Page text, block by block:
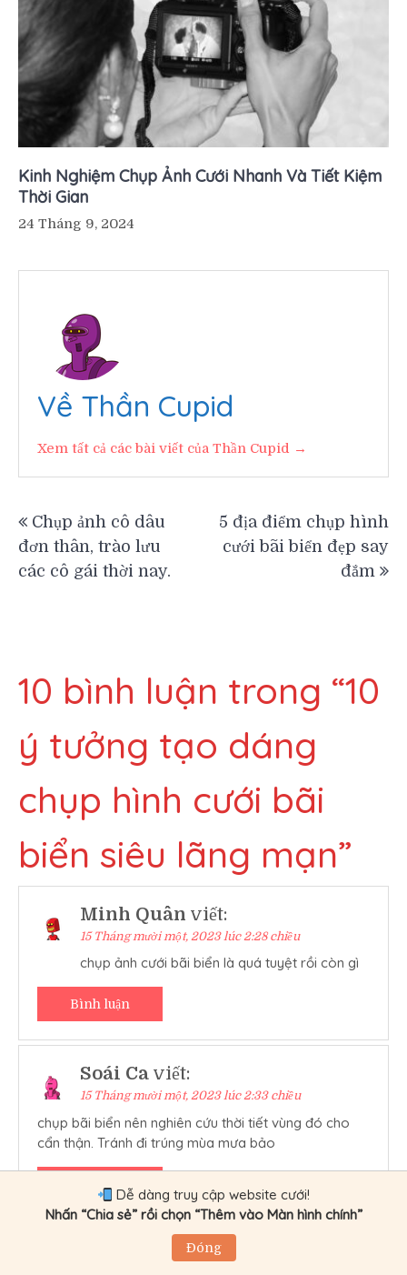
Kinh Nghiệm Chụp Ảnh Cưới Nhanh Và Tiết Kiệm
Thời Gian
24 Tháng 9, 2024
Về Thần Cupid
Xem tất cả các bài viết của Thần Cupid →
Điều
hướng
viết
Chụp ảnh cô dâu
đơn thân, trào lưu
các cô gái thời nay.
5 địa điểm chụp hình
cưới bãi biển đẹp say
đắm
10 bình luận trong “10
ý tưởng tạo dáng
chụp hình cưới bãi
biển siêu lãng mạn”
Minh Quân viết:
15 Tháng mười một, 2023 lúc 2:28 chiều
chụp ảnh cưới bãi biển là quá tuyệt rồi còn gì
Bình luận
Soái Ca viết:
15 Tháng mười một, 2023 lúc 2:33 chiều
chụp bãi biển nên nghiên cứu thời tiết vùng đó cho
cẩn thận. Tránh đi trúng mùa mưa bảo
Bình luận
Diễn Trinhviết:
Dễ dàng truy cập website cưới!
Nhấn “Chia sẻ” rồi chọn “Thêm vào Màn hình chính”
Đóng